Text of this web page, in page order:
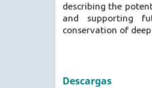
describing the
and supporting
conservation of
Descargas